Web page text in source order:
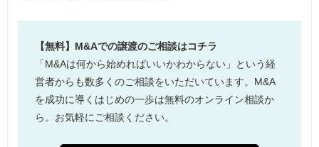
【無料】M&Aでの譲渡のご相談はコチラ
「M&Aは何から始めればいいかわからない」という経
営者からも数多くのご相談をいただいています。M&A
を成功に導くはじめの一歩は無料のオンライン相談か
ら。お気軽にご相談ください。